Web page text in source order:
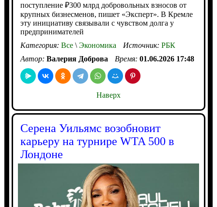
поступление ₽300 млрд добровольных взносов от
крупных бизнесменов, пишет «Эксперт». В Кремле
эту инициативу связывали с чувством долга у
предпринимателей
Категория: Все\Экономика Источник: РБК
Автор: Валерия Доброва Время: 01.06.2026 17:48
Наверх
Серена Уильямс возобновит
карьеру на турнире WTA 500 в
Лондоне